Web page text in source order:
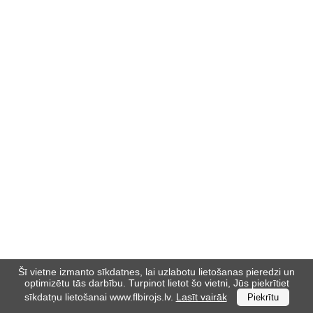
Šī vietne izmanto sīkdatnes, lai uzlabotu lietošanas pieredzi un
optimizētu tās darbību. Turpinot lietot šo vietni, Jūs piekrītiet
sīkdatņu lietošanai www.flbirojs.lv. Lasīt vairāk Piekrītu
Reģistrēties